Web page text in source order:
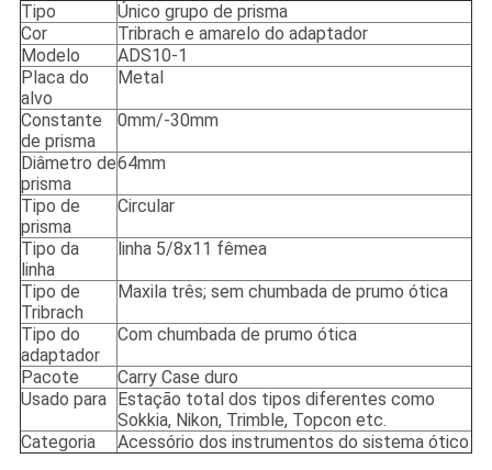
Tipo
Único grupo de prisma
Cor
Tribrach e amarelo do adaptador
Modelo
ADS10-1
Placa do
alvo
Metal
Constante
de prisma
0mm/-30mm
Diâmetro de
prisma
64mm
Tipo de
prisma
Circular
Tipo da
linha
linha 5/8x11 fêmea
Tipo de
Tribrach
Maxila três; sem chumbada de prumo ótica
Tipo do
adaptador
Com chumbada de prumo ótica
Pacote
Carry Case duro
Usado para
Estação total dos tipos diferentes como
Sokkia, Nikon, Trimble, Topcon etc.
Categoria
Acessório dos instrumentos do sistema ótico